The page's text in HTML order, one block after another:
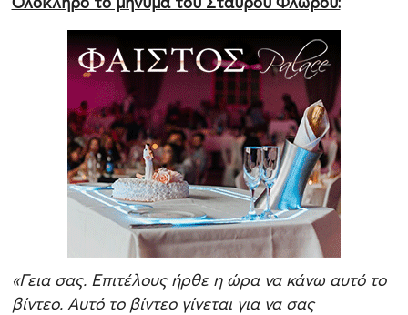
«Γεια σας. Επιτέλους ήρθε η ώρα να κάνω αυτό το
βίντεο. Αυτό το βίντεο γίνεται για να σας